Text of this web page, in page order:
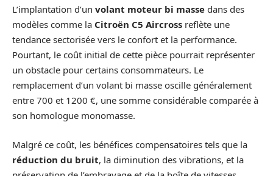
L’implantation d’un volant moteur bi masse dans des
modèles comme la Citroën C5 Aircross reflète une
tendance sectorisée vers le confort et la performance.
Pourtant, le coût initial de cette pièce pourrait représenter
un obstacle pour certains consommateurs. Le
remplacement d’un volant bi masse oscille généralement
entre 700 et 1200 €, une somme considérable comparée à
son homologue monomasse.
Malgré ce coût, les bénéfices compensatoires tels que la
réduction du bruit, la diminution des vibrations, et la